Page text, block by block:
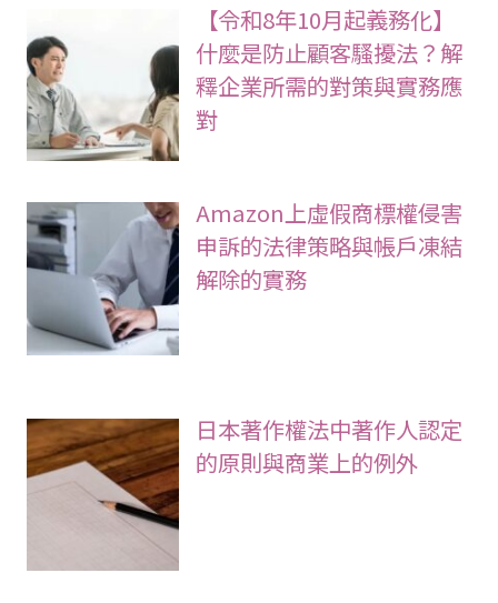
【令和8年10月起義務化】
什麼是防止顧客騷擾法？解
釋企業所需的對策與實務應
對
Amazon上虛假商標權侵害
申訴的法律策略與帳戶凍結
解除的實務
日本著作權法中著作人認定
的原則與商業上的例外